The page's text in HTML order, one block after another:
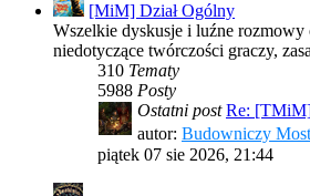
[MiM] Dział Ogólny
Wszelkie dyskusje i luźne
niedotyczące twórczości graczy,
310 Tematy
5988 Posty
Ostatni post Re:
autor: Budowniczy
piątek 07 sie 2026, 21:44